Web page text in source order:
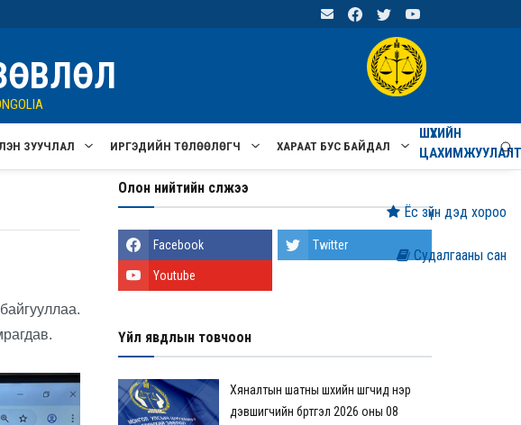
ЗУУЧЛАЛ ИРГЭДИЙН ТӨЛӨӨЛӨГЧ ХАРААТ БУС БАЙДАЛ
ШҮҮХИЙН
Олон нийтийн сүлжээ
Facebook Twitter
Youtube
Үйл явдлын товчоон
Хяналтын шатны шүүхийн шүүгчид нэр
дэвшигчийн бүртгэл 2026 оны 08
Судалгааны сан
Ёс зүйн дэд хороо